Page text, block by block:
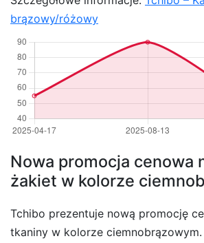
brązowy/różowy
Nowa promocja cenowa
żakiet w kolorze
Tchibo prezentuje nową promocję
tkaniny w kolorze ciemnobrązowym.